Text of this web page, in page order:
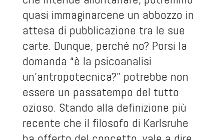
quasi immaginarcene un abbozzo in
attesa di pubblicazione tra le sue
carte. Dunque, perché no? Porsi la
domanda “è la psicoanalisi
un’antropotecnica?” potrebbe non
essere un passatempo del tutto
ozioso. Stando alla definizione più
recente che il filosofo di Karlsruhe